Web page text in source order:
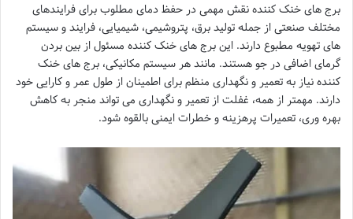
برج های خنک کننده نقش مهمی در حفظ دمای مطلوب برای فرایندهای
مختلف صنعتی از جمله تولید برق، پتروشیمی، شیمیایی، فرایند و سیستم
های تهویه مطبوع دارند. این برج های خنک کننده مسئول از بین بردن
گرمای اضافی در جو هستند. مانند هر سیستم مکانیکی، برج های خنک
کننده نیاز به تعمیر و نگهداری منظم برای اطمینان از طول عمر و کارایی خود
دارند. مهمتر از همه، غفلت از تعمیر و نگهداری می تواند منجر به کاهش
بهره وری، تعمیرات پرهزینه و خطرات ایمنی بالقوه شود.